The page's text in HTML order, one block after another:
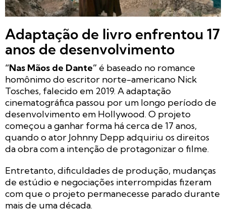
Adaptação de livro enfrentou 17
anos de desenvolvimento
“Nas Mãos de Dante” é baseado no romance
homônimo do escritor norte-americano Nick
Tosches, falecido em 2019. A adaptação
cinematográfica passou por um longo período de
desenvolvimento em Hollywood. O projeto
começou a ganhar forma há cerca de 17 anos,
quando o ator Johnny Depp adquiriu os direitos
da obra com a intenção de protagonizar o filme.
Entretanto, dificuldades de produção, mudanças
de estúdio e negociações interrompidas fizeram
com que o projeto permanecesse parado durante
mais de uma década.